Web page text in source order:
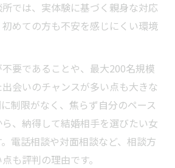
では、実体験に基づく親身な対応
めての方も不安を感じにくい環境
要であることや、最大200名規模
会いのチャンスが多い点も大きな
制限がなく、焦らず自分のペース
、納得して結婚相手を選びたい女
電話相談や対面相談など、相談方
も評判の理由です。